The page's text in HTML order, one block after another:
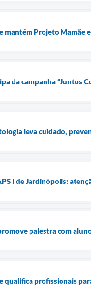
mantém Projeto Mamãe
da campanha “Juntos
leva cuidado,
I de Jardinópolis:
palestra com
qualifica profissionais